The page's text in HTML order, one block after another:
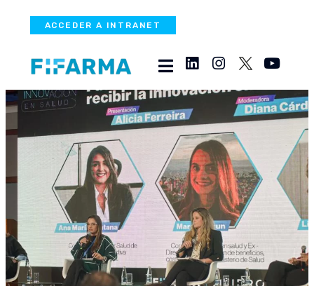
ACCEDER A INTRANET
Líderes del sector salud
discutieron acerca de la
importancia de soluciones
reales e innovadoras en
salud